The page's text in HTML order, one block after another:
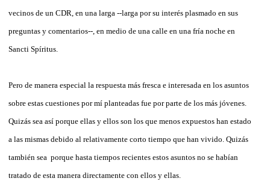
vecinos de un CDR, en una larga --larga por su interés plasmado en sus
preguntas y comentarios--, en medio de una calle en una fría noche en
Sancti Spíritus.
Pero de manera especial la respuesta más fresca e interesada en los asuntos
sobre estas cuestiones por mí planteadas fue por parte de los más jóvenes.
Quizás sea así porque ellas y ellos son los que menos expuestos han estado
a las mismas debido al relativamente corto tiempo que han vivido. Quizás
también sea porque hasta tiempos recientes estos asuntos no se habían
tratado de esta manera directamente con ellos y ellas.